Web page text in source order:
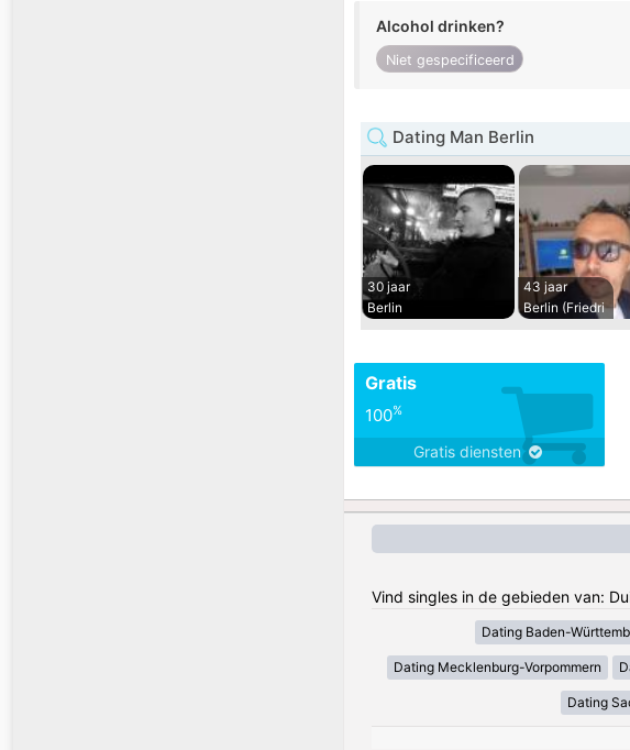
Alcohol drinken?
Niet gespecificeerd
Dating Man Berlin
30 jaar
Berlin
43 jaar
Berlin (Friedri
Gratis
100%
Gratis diensten
Vind singles in de gebieden van:
Dating Baden-
Dating Mecklenburg-Vorpommern
Dating